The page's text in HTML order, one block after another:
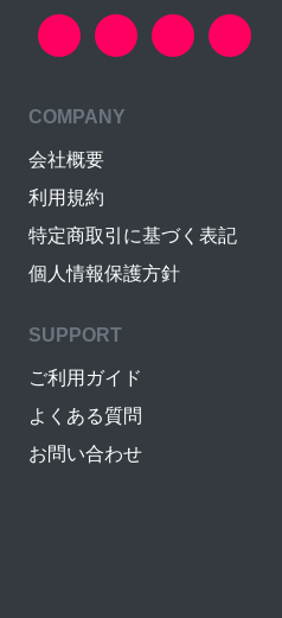
COMPANY
会社概要
利用規約
特定商取引に基づく表記
個人情報保護方針
SUPPORT
ご利用ガイド
よくある質問
お問い合わせ